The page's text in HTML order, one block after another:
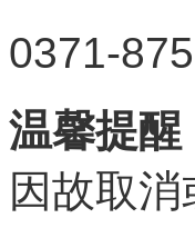
0371-
温馨提醒
因故取